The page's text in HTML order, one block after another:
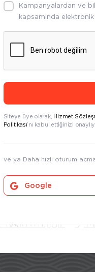
Kampanyalardan ve
kapsamında
Siteye üye olarak, Hizmet
Politikası’nı kabul ettiğinizi
ve ya Daha hızlı oturum
Google